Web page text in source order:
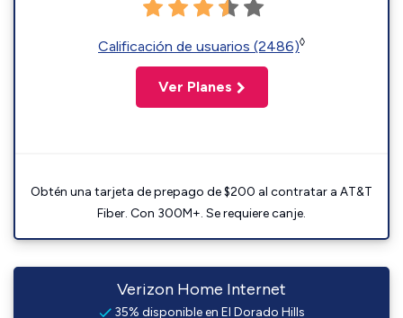
Calificación de usuarios (2486)◊
Ver Planes
Obtén una tarjeta de prepago de $200 al contratar a AT&T
Fiber. Con 300M+. Se requiere canje.
Verizon Home Internet
35% disponible en El Dorado Hills